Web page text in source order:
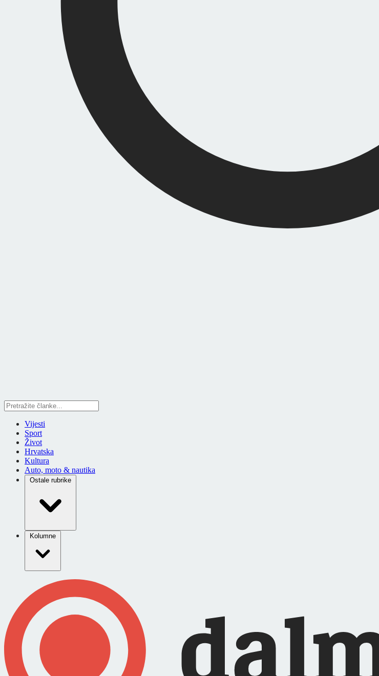
Vijesti
Sport
Život
Hrvatska
Kultura
Auto, moto & nautika
Ostale rubrike
Kolumne